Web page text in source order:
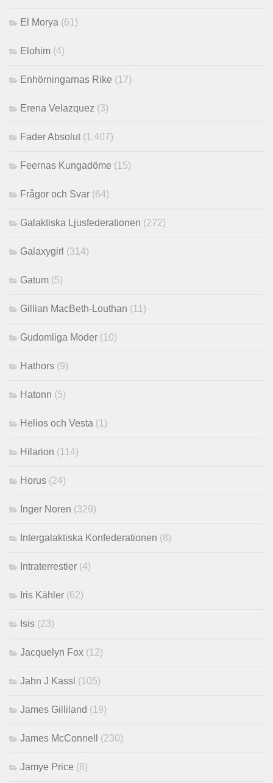
El Morya (61)
Elohim (4)
Enhörningarnas Rike (17)
Erena Velazquez (3)
Fader Absolut (1,407)
Feernas Kungadöme (15)
Frågor och Svar (64)
Galaktiska Ljusfederationen (272)
Galaxygirl (314)
Gatum (5)
Gillian MacBeth-Louthan (11)
Gudomliga Moder (10)
Hathors (9)
Hatonn (5)
Helios och Vesta (1)
Hilarion (114)
Horus (24)
Inger Noren (329)
Intergalaktiska Konfederationen (8)
Intraterrestier (4)
Iris Kähler (62)
Isis (23)
Jacquelyn Fox (12)
Jahn J Kassl (105)
James Gilliland (19)
James McConnell (230)
Jamye Price (8)